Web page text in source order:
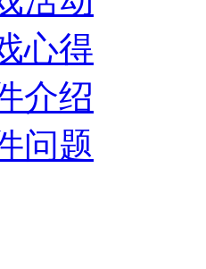
心得
介绍
问题